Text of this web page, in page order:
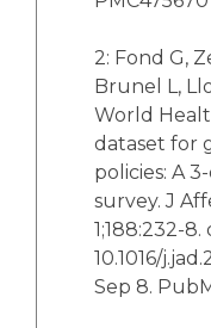
2: Fond G,
Brunel L,
World
dataset for
policies: A
survey. J
1;188:232-8.
10.1016/
Sep 8.